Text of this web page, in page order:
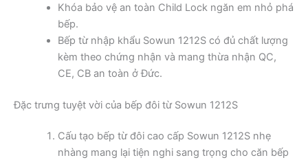
Khóa bảo vệ an toàn Child Lock ngăn em nhỏ phá
bếp.
Bếp từ nhập khẩu Sowun 1212S có đủ chất lượng
kèm theo chứng nhận và mang thừa nhận QC,
CE, CB an toàn ở Đức.
Đặc trưng tuyệt vời của bếp đôi từ Sowun 1212S
Cấu tạo bếp từ đôi cao cấp Sowun 1212S nhẹ
nhàng mang lại tiện nghi sang trọng cho căn bếp